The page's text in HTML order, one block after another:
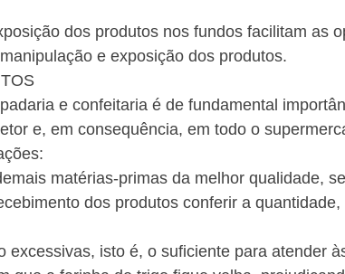
dos produtos nos fundos facilitam as
e exposição dos produtos.
e confeitaria é de fundamental
e, em consequência, em todo o
matérias-primas da melhor qualidade,
dos produtos conferir a quantidade,
excessivas, isto é, o suficiente para atender